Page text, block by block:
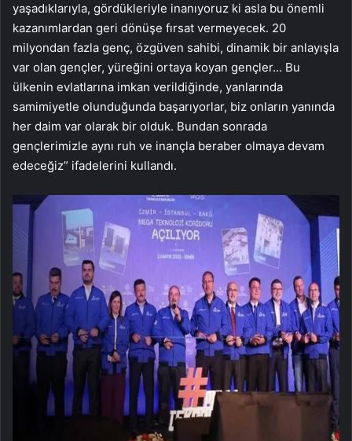
yaşadıklarıyla, gördükleriyle inanıyoruz ki asla bu önemli
kazanımlardan geri dönüşe fırsat vermeyecek. 20
milyondan fazla genç, özgüven sahibi, dinamik bir anlayışla
var olan gençler, yüreğini ortaya koyan gençler… Bu
ülkenin evlatlarına imkan verildiğinde, yanlarında
samimiyetle olunduğunda başarıyorlar, biz onların yanında
her daim var olarak bir olduk. Bundan sonrada
gençlerimizle aynı ruh ve inançla beraber olmaya devam
edeceğiz” ifadelerini kullandı.